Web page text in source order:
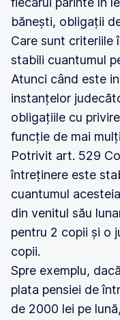
bănești, obligații
Care sunt criteriile
stabili cuantumul
Atunci când este
instanțelor
obligațiile cu
funcție de mai
Potrivit art. 529
întreținere este
cuantumul
din venitul său
pentru 2 copii și o
copii.
Spre exemplu,
plata pensiei de
de 2000 lei pe